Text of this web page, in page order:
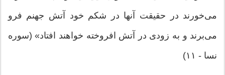
می‌خورند در حقیقت آنها در شکم خود آتش جهنم فرو
می‌برند و به زودی در آتش افروخته خواهند افتاد» (سوره
نسا - ۱۱)